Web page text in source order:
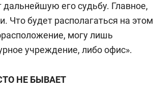
его судьбу. Главное,
Что будет располагаться на этом
могу лишь
учреждение, либо офис».
НЕ БЫВАЕТ